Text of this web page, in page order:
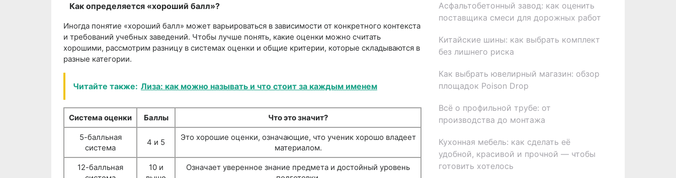
Как определяется «хороший балл»?
Иногда понятие «хороший балл» может варьироваться в зависимости от конкретного контекста
и требований учебных заведений. Чтобы лучше понять, какие оценки можно считать
хорошими, рассмотрим разницу в системах оценки и общие критерии, которые складываются в
разные категории.
Читайте также: Лиза: как можно называть и что стоит за каждым именем
Система оценки Баллы Что это значит?
5-балльная
система
4 и 5
Это хорошие оценки, означающие, что ученик хорошо владеет
материалом.
12-балльная
10 и
Означает уверенное знание предмета и достойный уровень
Асфальтобетонный завод: как оценить
поставщика смеси для дорожных работ
Китайские шины: как выбрать комплект
без лишнего риска
Как выбрать ювелирный магазин: обзор
площадок Poison Drop
Всё о профильной трубе: от
производства до монтажа
Кухонная мебель: как сделать её
удобной, красивой и прочной — чтобы
готовить хотелось